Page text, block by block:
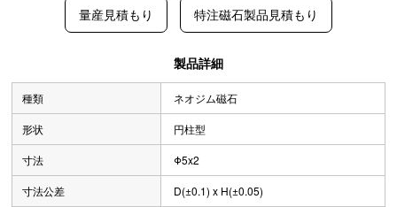
量産見積もり 特注磁石製品見積もり
製品詳細
種類 ネオジム磁石
形状 円柱型
寸法 Φ5x2
寸法公差 D(±0.1) x H(±0.05)